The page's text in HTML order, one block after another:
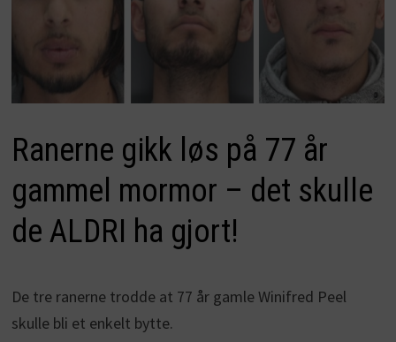
Ranerne gikk løs på 77 år
gammel mormor – det skulle
de ALDRI ha gjort!
De tre ranerne trodde at 77 år gamle Winifred Peel
skulle bli et enkelt bytte.